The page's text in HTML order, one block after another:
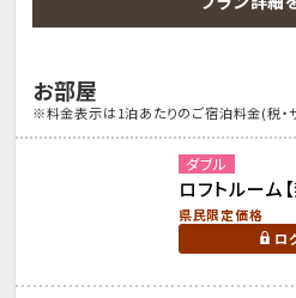
お部屋
※料金表示は1泊あたりのご宿泊料金(税・
ダブル
ロフトルーム【
県民限定価格
ロ